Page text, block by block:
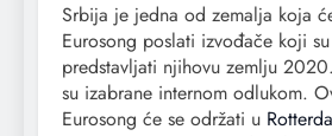
Srbija je jedna od zemalja koja
Eurosong poslati izvođače koji
predstavljati njihovu zemlju
su izabrane internom odlukom.
Eurosong će se održati u